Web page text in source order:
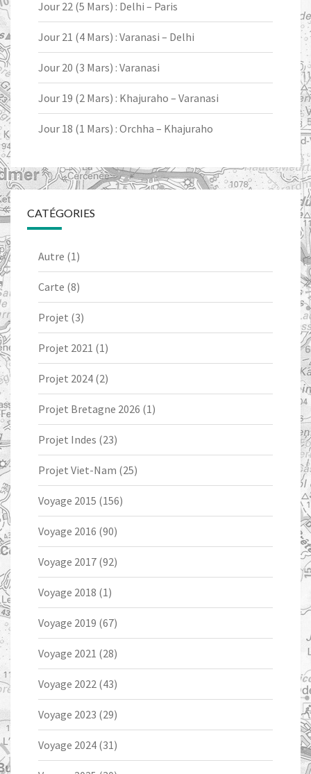
Jour 22 (5 Mars) : Delhi – Paris
Jour 21 (4 Mars) : Varanasi – Delhi
Jour 20 (3 Mars) : Varanasi
Jour 19 (2 Mars) : Khajuraho – Varanasi
Jour 18 (1 Mars) : Orchha – Khajuraho
CATÉGORIES
Autre (1)
Carte (8)
Projet (3)
Projet 2021 (1)
Projet 2024 (2)
Projet Bretagne 2026 (1)
Projet Indes (23)
Projet Viet-Nam (25)
Voyage 2015 (156)
Voyage 2016 (90)
Voyage 2017 (92)
Voyage 2018 (1)
Voyage 2019 (67)
Voyage 2021 (28)
Voyage 2022 (43)
Voyage 2023 (29)
Voyage 2024 (31)